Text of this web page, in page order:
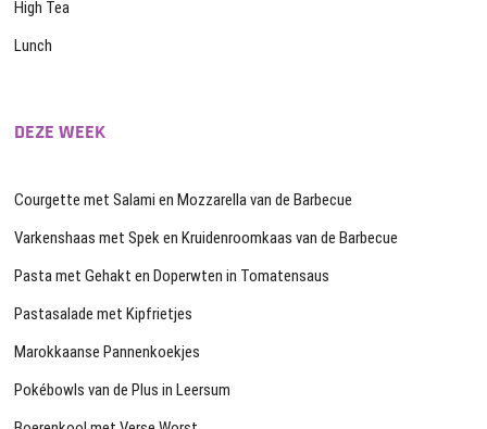
High Tea
Lunch
DEZE WEEK
Courgette met Salami en Mozzarella van de Barbecue
Varkenshaas met Spek en Kruidenroomkaas van de Barbecue
Pasta met Gehakt en Doperwten in Tomatensaus
Pastasalade met Kipfrietjes
Marokkaanse Pannenkoekjes
Pokébowls van de Plus in Leersum